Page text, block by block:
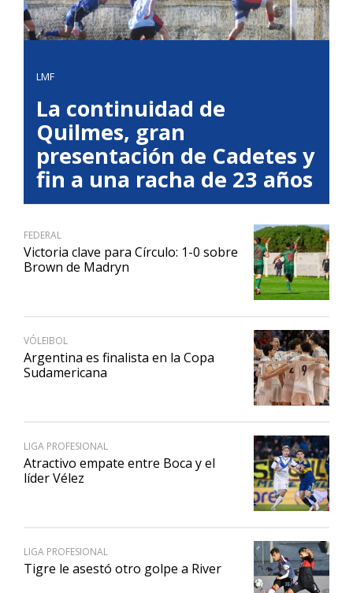
LMF
La continuidad de
Quilmes, gran
presentación de Cadetes y
fin a una racha de 23 años
FEDERAL
Victoria clave para Círculo: 1-0 sobre
Brown de Madryn
VÓLEIBOL
Argentina es finalista en la Copa
Sudamericana
LIGA PROFESIONAL
Atractivo empate entre Boca y el
líder Vélez
LIGA PROFESIONAL
Tigre le asestó otro golpe a River